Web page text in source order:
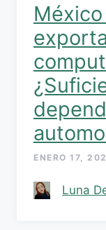
ENERO 17,
Luna